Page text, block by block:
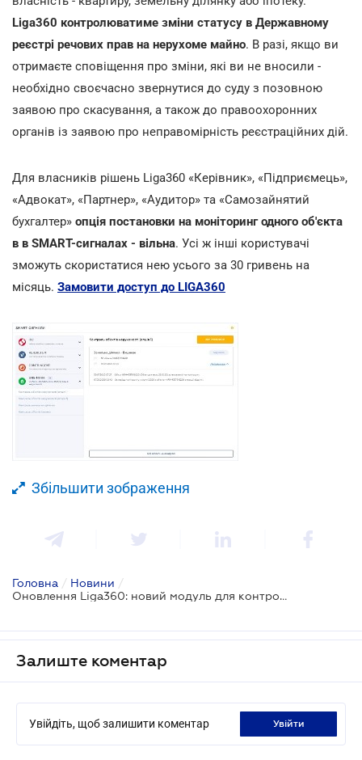
Liga360 контролюватиме зміни статусу в Державному
реєстрі речових прав на нерухоме майно. В разі, якщо ви
отримаєте сповіщення про зміни, які ви не вносили -
необхідно своєчасно звернутися до суду з позовною
заявою про скасування, а також до правоохоронних
органів із заявою про неправомірність реєстраційних дій.
Для власників рішень Liga360 «Керівник», «Підприємець»,
«Адвокат», «Партнер», «Аудитор» та «Самозайнятий
бухгалтер» опція постановки на моніторинг одного об'єкта
в в SMART-сигналах - вільна. Усі ж інші користувачі
зможуть скористатися нею усього за 30 гривень на
місяць. Замовити доступ до LIGA360
Збільшити зображення
Головна / Новини /
Оновлення Liga360: новий модуль для контролю репутації, захисту нерухомості від рейдерів та сигналізація змін в окремих нормах НПА
Залиште коментар
Увійдіть, щоб залишити коментар увійти